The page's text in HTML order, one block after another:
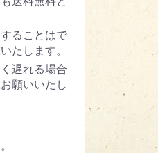
ることはで
たします。
遅れる場合
願いいたし